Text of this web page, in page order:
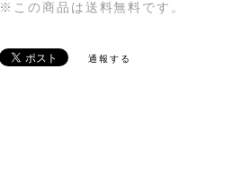
※この商品は送料無料です。
通報する